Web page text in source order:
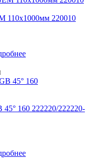
110х1000мм 220010
160 222220/222220-